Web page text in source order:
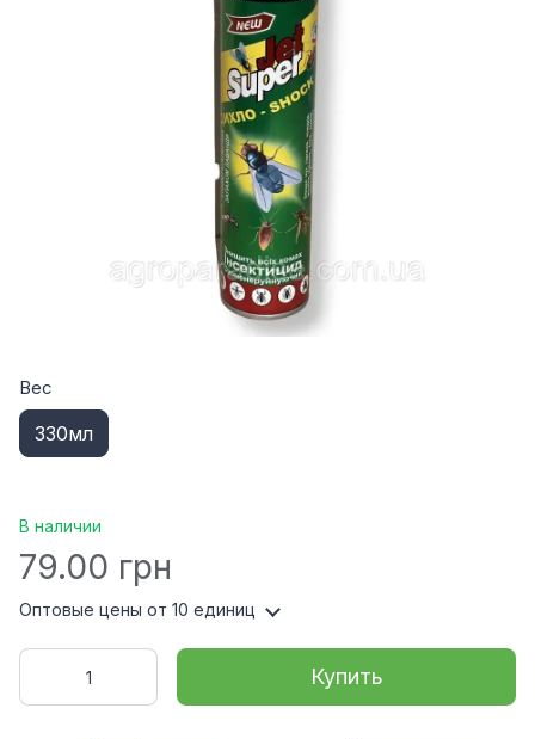
Вес
330мл
В наличии
79.00 грн
Оптовые цены от 10 единиц
Купить